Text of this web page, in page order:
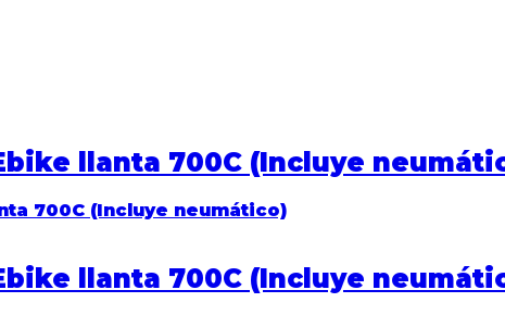
llanta 700C (Incluye
llanta 700C (Incluye